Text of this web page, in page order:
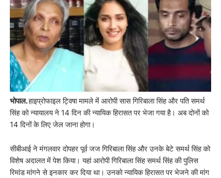
भोपाल.हाइप्रोफाइल ट्विषा मामले में आरोपी सास गिरिबाला सिंह और पति समर्थ
सिंह को न्यायालय ने 14 दिन की न्यायिक हिरासत पर भेजा गया है। अब दोनों को
14 दिनों के लिए जेल जाना होगा।
सीबीआई ने मंगलवार दोपहर पूर्व जज गिरिबाला सिंह और उनके बेटे समर्थ सिंह को
विशेष अदालत में पेश किया। यहां आरोपी गिरिबाला सिंह समर्थ सिंह की पुलिस
रिमांड मांगने से इनकार कर दिया था। उनको न्यायिक हिरासत पर भेजने की मांग